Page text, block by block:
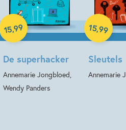
De superhacker
Annemarie Jongbloed,
Wendy Panders
15,99
Hardcover
Sleutels
Annemarie
15,99
Hardcover